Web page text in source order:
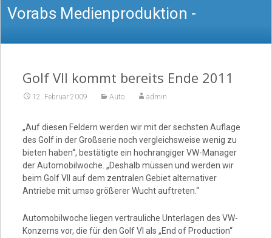
Vorabs Medienproduktion -
Nachrichten, Texte, Podcast, O-Töne,
Video
Golf VII kommt bereits Ende 2011
12. Februar 2009 Auto admin
„Auf diesen Feldern werden wir mit der sechsten Auflage
des Golf in der Großserie noch vergleichsweise wenig zu
bieten haben“, bestätigte ein hochrangiger VW-Manager
der Automobilwoche. „Deshalb müssen und werden wir
beim Golf VII auf dem zentralen Gebiet alternativer
Antriebe mit umso größerer Wucht auftreten.“
Automobilwoche liegen vertrauliche Unterlagen des VW-
Konzerns vor, die für den Golf VI als „End of Production“